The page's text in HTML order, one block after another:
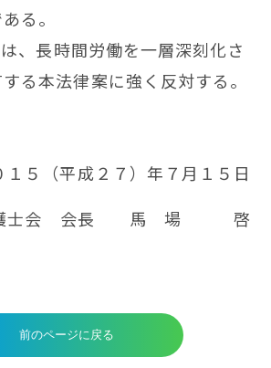
る。
、長時間労働を一層深刻化さ
る本法律案に強く反対する。
１５（平成２７）年７月１５日
護士会 会長 馬 場 啓